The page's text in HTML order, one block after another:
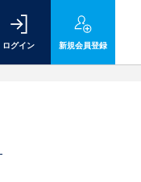
ログイン 新規会員登録